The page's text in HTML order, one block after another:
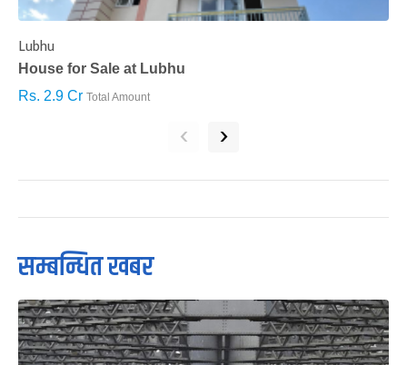
Lubhu
House for Sale at Lubhu
Rs. 2.9 Cr Total Amount
‹ ›
सम्बन्धित खबर